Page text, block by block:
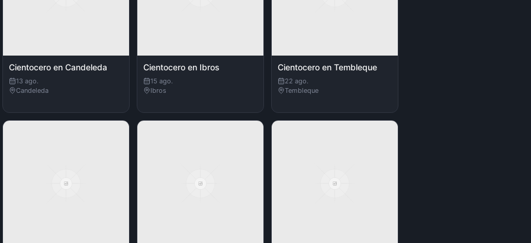
Cientocero en Candeleda
13 ago.
Candeleda
Cientocero en Ibros
15 ago.
Ibros
Cientocero en Tembleque
22 ago.
Tembleque